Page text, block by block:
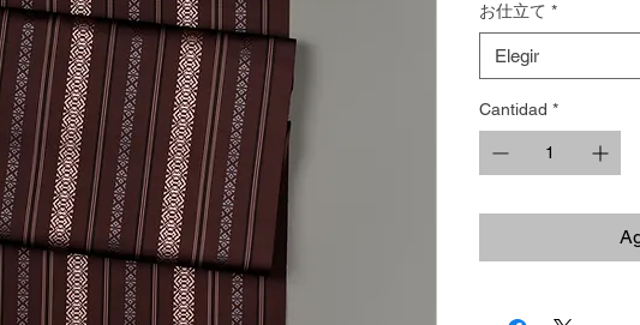
お仕立て *
Elegir
Cantidad *